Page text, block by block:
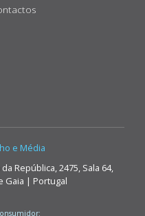
e Média
República, 2475, Sala 64,
Gaia | Portugal